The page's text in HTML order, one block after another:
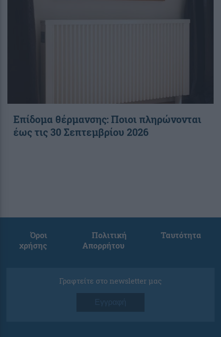
Επίδομα θέρμανσης: Ποιοι πληρώνονται
έως τις 30 Σεπτεμβρίου 2026
Όροι
χρήσης
Πολιτική
Απορρήτου
Ταυτότητα
Γραφτείτε στο newsletter μας
Εγγραφή